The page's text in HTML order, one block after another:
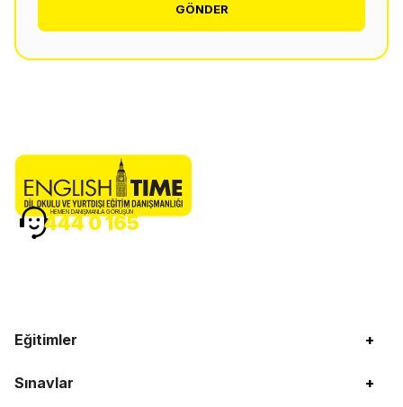
GÖNDER
Eğitimler +
Sınavlar +
HEMEN DANIŞMANLA GÖRÜŞÜN
444 0 165